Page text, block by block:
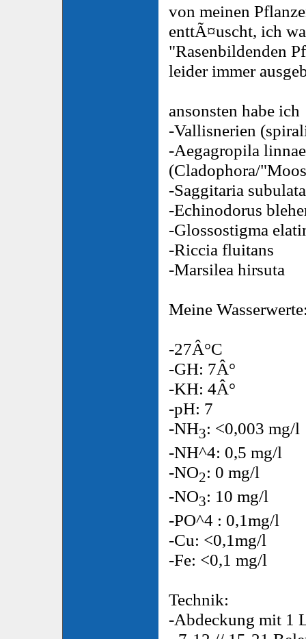
von meinen
enttÃ¤uscht, ich
"Rasenbildenden
leider immer
ansonsten habe ich
-Vallisnerien
-Aegagropila
(Cladophora/
-Saggitaria subulata
-Echinodorus
-Glossostigma
-Riccia fluitans
-Marsilea hirsuta
Meine
-27Â°C
-GH: 7Â°
-KH: 4Â°
-pH: 7
-NH3: <0,003 mg/l
-NH^4: 0,5 mg/l
-NO2: 0 mg/l
-NO3: 10 mg/l
-PO^4 : 0,1mg/l
-Cu: <0,1mg/l
-Fe: <0,1 mg/l
Technik:
-Abdeckung mit 1